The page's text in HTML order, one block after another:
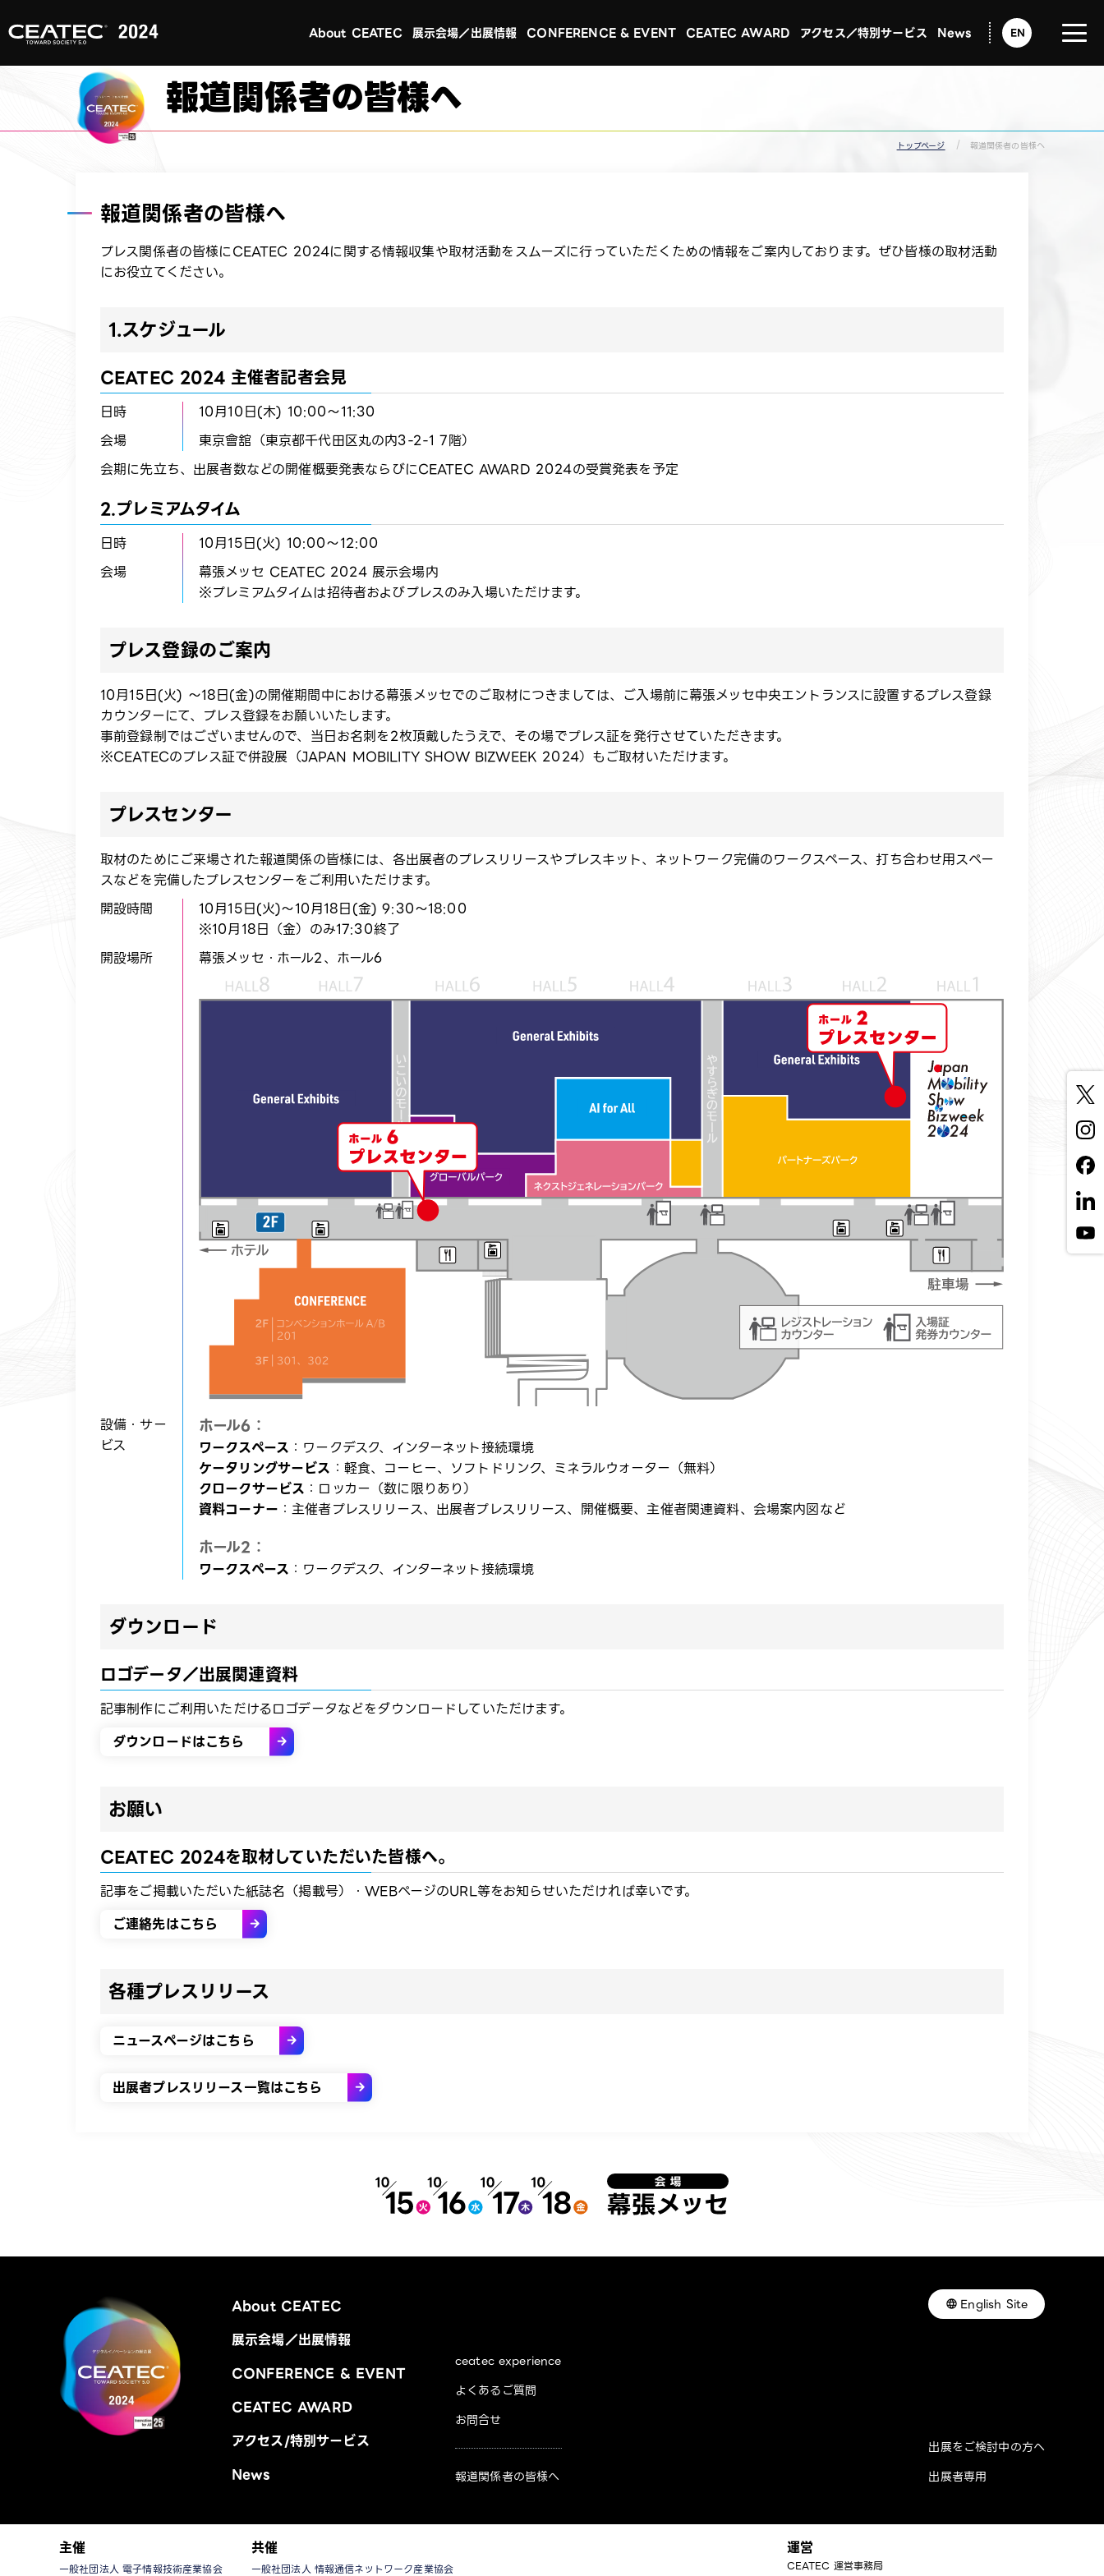
About CEATEC 展示会場／出展情報 CONFERENCE & EVENT CEATEC AWARD アクセス／特別サービス News EN
報道関係者の皆様へ
トップページ 報道関係者の皆様へ
報道関係者の皆様へ​
プレス関係者の皆様にCEATEC 2024に関する情報収集や取材活動をスムーズに行っていただくための情報をご案内しております。ぜひ皆様の取材活動
にお役立てください。​
1.スケジュール​
CEATEC 2024 主催者記者会見​
日時
10月10日(木) 10:00～11:30​
会場
東京會舘（東京都千代田区丸の内3-2-1 7階）
会期に先立ち、出展者数などの開催概要発表ならびにCEATEC AWARD 2024の受賞発表を予定​
2.プレミアムタイム​
日時
10月15日(火) 10:00～12:00​
会場
幕張メッセ CEATEC 2024 展示会場内​
※プレミアムタイムは招待者およびプレスのみ入場いただけます。
プレス登録のご案内
10月15日(火) ～18日(金)の開催期間中における幕張メッセでのご取材につきましては、ご入場前に幕張メッセ中央エントランスに設置するプレス登録
カウンターにて、プレス登録をお願いいたします。
事前登録制ではございませんので、当日お名刺を2枚頂戴したうえで、その場でプレス証を発行させていただきます。
※CEATECのプレス証で併設展（JAPAN MOBILITY SHOW BIZWEEK 2024）もご取材いただけます。​
プレスセンター​
取材のためにご来場された報道関係の皆様には、各出展者のプレスリリースやプレスキット、ネットワーク完備のワークスペース、打ち合わせ用スペー
スなどを完備したプレスセンターをご利用いただけます。
開設時間
10月15日(火)～10月18日(金) 9:30～18:00
※10月18日（金）のみ17:30終了
開設場所​
​幕張メッセ・ホール2、ホール6​
設備・サー
ビス​
ホール6：
ワークスペース ：ワークデスク、インターネット接続環境​
ケータリングサービス ：軽食、コーヒー、ソフトドリンク、ミネラルウォーター（無料）​
クロークサービス ：ロッカー（数に限りあり）​​
資料コーナー ：主催者プレスリリース、出展者プレスリリース、開催概要、主催者関連資料、会場案内図など​
ホール2：
ワークスペース ：ワークデスク、インターネット接続環境​
ダウンロード​
ロゴデータ／出展関連資料
​記事制作にご利用いただけるロゴデータなどをダウンロードしていただけます。​
ダウンロードはこちら
お願い​
CEATEC 2024を取材していただいた皆様へ。
記事をご掲載いただいた紙誌名（掲載号）・WEBページのURL等をお知らせいただければ幸いです。​
ご連絡先はこちら
各種プレスリリース
ニュースページはこちら
出展者プレスリリース一覧はこちら
About CEATEC
展示会場／出展情報
CONFERENCE & EVENT
CEATEC AWARD
アクセス/特別サービス
News
ceatec experience
よくあるご質問
お問合せ
報道関係者の皆様へ
English Site
出展をご検討中の方へ
出展者専用
主催
一般社団法人 電子情報技術産業協会
共催
一般社団法人 情報通信ネットワーク産業協会
運営
CEATEC 運営事務局